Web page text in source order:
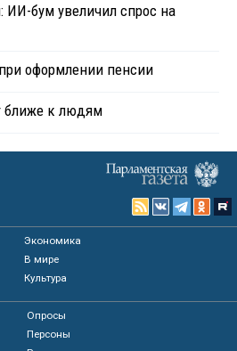
ИИ-бум увеличил спрос на
оформлении пенсии
ближе к людям
Экономика
В мире
Культура
Опросы
Персоны